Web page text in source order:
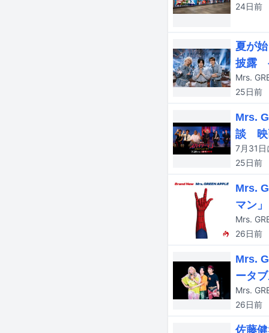
24日前
夏が
披露
Mrs.
25日前
Mrs.
談 映
25日前
Mrs.
マン
26日前
Mrs.
ータ
26日前
佐藤